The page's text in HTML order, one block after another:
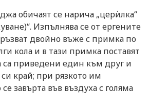
обичаят се нарича „церѝлка“
Изпълнява се от ергените
двойно въже с примка по
кола и в тази примка поставят
са приведени един към друг и
край; при рязкото им
завърта във въздуха с голяма